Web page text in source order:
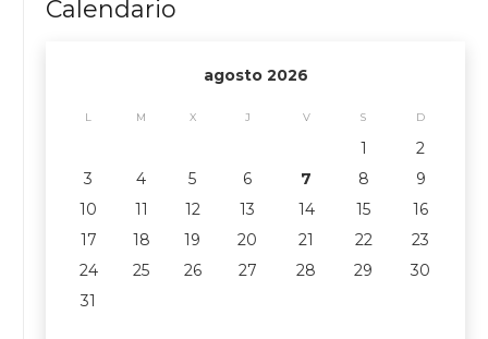
Calendario
agosto 2026
L M X J V S D
1
2
3
4 5 6 7 8
9
10
11 12 13 14 15
16
17
18 19 20 21 22
23
24
25 26 27 28 29
30
31